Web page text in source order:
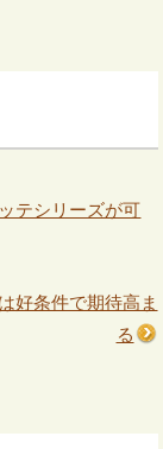
テシリーズが可
好条件で期待高ま
る